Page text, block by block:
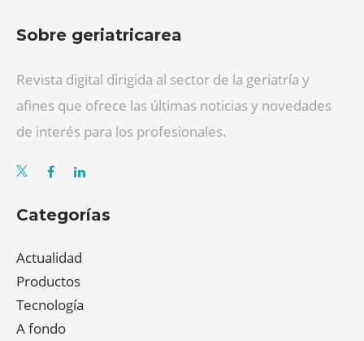
Sobre geriatricarea
Revista digital dirigida al sector de la geriatría y
afines que ofrece las últimas noticias y novedades
de interés para los profesionales.
Categorías
Actualidad
Productos
Tecnología
A fondo